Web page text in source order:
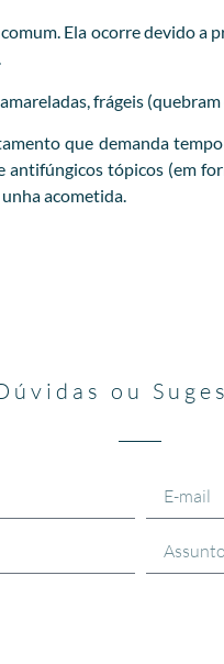
Ela ocorre devido a
frágeis
que demanda
antifúngicos tópicos (em
acometida.
ou